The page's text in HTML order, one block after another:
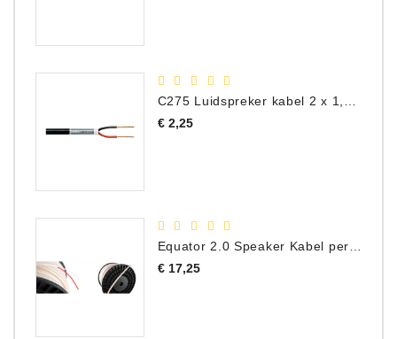
€ 2,25Prijs
Equator 2.0 Speaker Kabel per meter
€ 17,25Prijs